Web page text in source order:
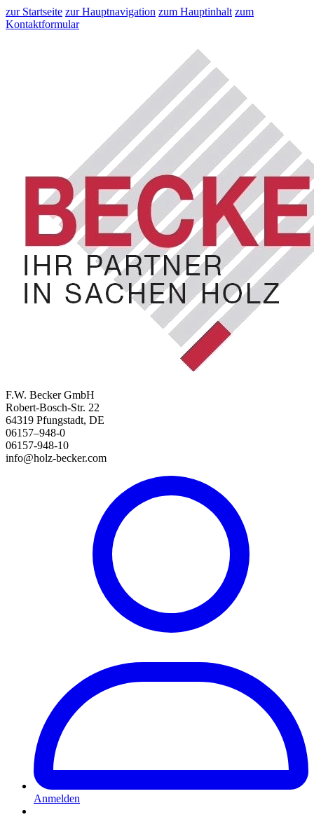
zur Startseite zur Hauptnavigation zum Hauptinhalt zum
Kontaktformular
F.W. Becker GmbH
Robert-Bosch-Str. 22
64319 Pfungstadt, DE
06157–948-0
06157-948-10
info@holz-becker.com
Anmelden